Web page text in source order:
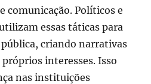
comunicação. Políticos e
essas táticas para
criando narrativas
próprios interesses. Isso
nas instituições